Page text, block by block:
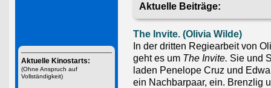
Aktuelle Kinostarts:
(Ohne Anspruch auf
Vollständigkeit)
Aktuelle Beiträge:
The Invite. (Olivia Wilde)
In der dritten Regiearbeit von
geht es um The Invite. Sie und
laden Penelope Cruz und
ein Nachbarpaar, ein. Brenzlig